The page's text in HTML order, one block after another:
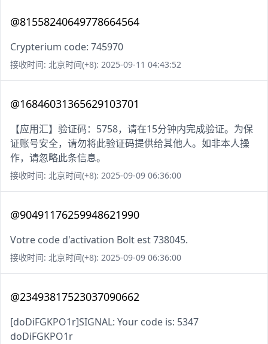
@81558240649778664564
Crypterium code: 745970
接收时间: 北京时间(+8): 2025-09-11 04:43:52
@16846031365629103701
【应用汇】验证码：5758，请在15分钟内完成验证。为保
证账号安全，请勿将此验证码提供给其他人。如非本人操
作，请忽略此条信息。
接收时间: 北京时间(+8): 2025-09-09 06:36:00
@90491176259948621990
Votre code d'activation Bolt est 738045.
接收时间: 北京时间(+8): 2025-09-09 06:36:00
@23493817523037090662
[doDiFGKPO1r]SIGNAL: Your code is: 5347
doDiFGKPO1r